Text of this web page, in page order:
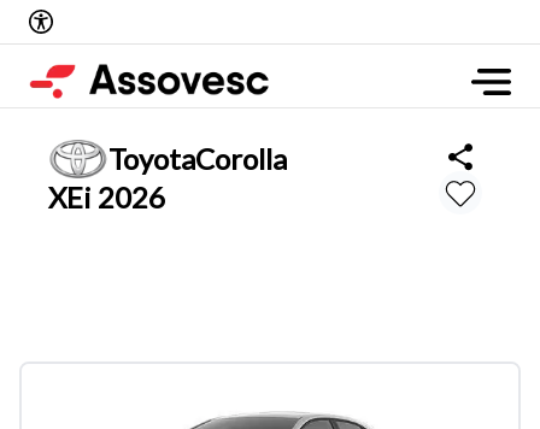
ToyotaCorolla
XEi 2026